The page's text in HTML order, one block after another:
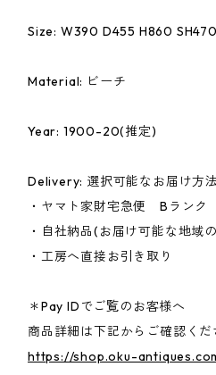
Size: W390 D455 H860 SH470
Material: ビーチ
Year: 1900-20(推定)
Delivery: 選択可能なお届け方
・ヤマト家財宅急便 Bランク
・自社納品(お届け可能な地域
・工房へ直接お引き取り
＊Pay IDでご覧のお客様へ
商品詳細は下記からご確認くだ
https://shop.oku-